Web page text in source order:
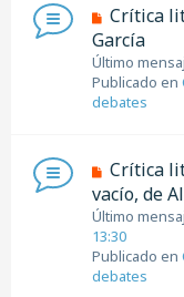
s
a
j
e
N
e
v
o
m
s
a
j
e
Crítica
García
Último
Publicado en
debates
N
e
v
o
m
e
Crítica
vacío, de
Último
13:30
Publicado en
debates